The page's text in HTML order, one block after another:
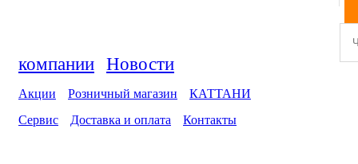
компании Новости
Акции Розничный магазин
КАТТАНИ
Сервис
Доставка и оплата Контакты